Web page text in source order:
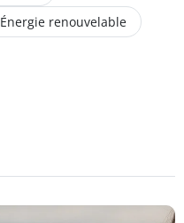
Énergie renouvelable